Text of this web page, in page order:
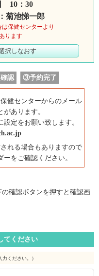
10：30
菊池悌一郎
保健センターより
ります
択しなおす
認 ③予約完了
健センターからのメール
あります。
定をお願い致します。
れる場合もありますので
をご確認ください。
確認ボタンを押すと確認画
てください
力ください。）